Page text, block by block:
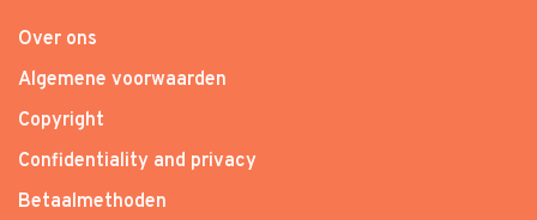
Over ons
Algemene voorwaarden
Copyright
Confidentiality and privacy
Betaalmethoden